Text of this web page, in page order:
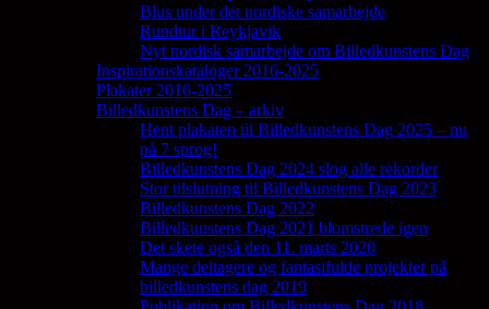
Blus under det nordiske samarbejde
Rundtur i Reykjavik
Nyt nordisk samarbejde om Billedkunstens Dag
Inspirationskataloger 2016-2025
Plakater 2016-2025
Billedkunstens Dag – arkiv
Hent plakaten til Billedkunstens Dag 2025 – nu
på 7 sprog!
Billedkunstens Dag 2024 slog alle rekorder
Stor tilslutning til Billedkunstens Dag 2023
Billedkunstens Dag 2022
Billedkunstens Dag 2021 blomstrede igen
Det skete også den 11. marts 2020
Mange deltagere og fantasifulde projekter på
billedkunstens dag 2019